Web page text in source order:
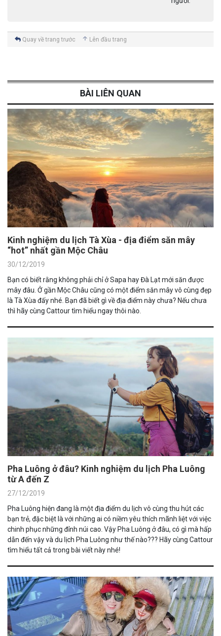
Quay về trang trước Lên đầu trang
BÀI LIÊN QUAN
Kinh nghiệm du lịch Tà Xùa - địa điểm săn mây
“hot” nhất gần Mộc Châu
30/12/2019
Bạn có biết rằng không phải chỉ ở Sapa hay Đà Lạt mới săn được
mây đâu. Ở gần Mộc Châu cũng có một điểm săn mây vô cùng đẹp
là Tà Xùa đấy nhé. Bạn đã biết gì về địa điểm này chưa? Nếu chưa
thì hãy cùng Cattour tìm hiểu ngay thôi nào.
Pha Luông ở đâu? Kinh nghiệm du lịch Pha Luông
từ A đến Z
27/12/2019
Pha Luông hiện đang là một địa điểm du lịch vô cùng thu hút các
bạn trẻ, đặc biệt là với những ai có niềm yêu thích mãnh liệt với việc
chinh phục những đỉnh núi cao. Vậy Pha Luông ở đâu, có gì mà hấp
dẫn đến vậy và du lịch Pha Luông như thế nào??? Hãy cùng Cattour
tìm hiểu tất cả trong bài viết này nhé!